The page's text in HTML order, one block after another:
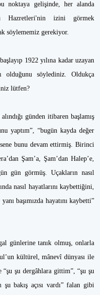
noktaya gelişinde, her alanda
Hazretleri'nin izini görmek
söylememiz gerekiyor.
1922 yılına kadar uzayan
olduğunu söylediniz. Oldukça
lütfen?
günden itibaren başlamış
yaptım”, “bugün kayda değer
bunu devam ettirmiş. Birinci
Şam’a, Şam’dan Halep’e,
gün görmüş. Uçakların nasıl
nasıl hayatlarını kaybettiğini,
başımızda hayatını kaybetti”
günlerine tanık olmuş, onlarla
kültürel, mânevî dünyası ile
şu dergâhlara gittim”, “şu şu
şu bakış açısı vardı” falan gibi